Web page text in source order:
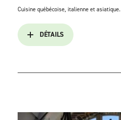
Cuisine québécoise, italienne et asiatique.
DÉTAILS